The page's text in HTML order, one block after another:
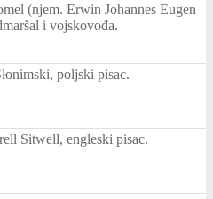
(njem. Erwin Johannes Eugen
i vojskovođa.
poljski pisac.
Sitwell, engleski pisac.